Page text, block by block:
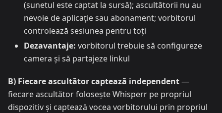
(sunetul este captat la sursă); ascultătorii nu au
nevoie de aplicație sau abonament; vorbitorul
controlează sesiunea pentru toți
Dezavantaje: vorbitorul trebuie să configureze
camera și să partajeze linkul
B) Fiecare ascultător captează independent—
fiecare ascultător folosește Whisperr pe propriul
dispozitiv și captează vocea vorbitorului prin propriul